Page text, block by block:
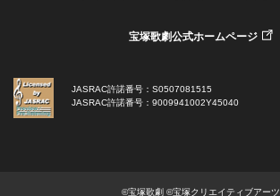
宝塚歌劇公式ホームページ
JASRAC許諾番号：S0507081515
JASRAC許諾番号：9009941002Y45040
©宝塚歌劇 ©宝塚クリエイティブアーツ